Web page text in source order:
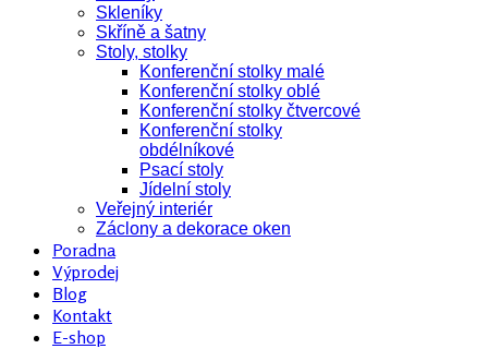
Skleníky
Skříně a šatny
Stoly, stolky
Konferenční stolky malé
Konferenční stolky oblé
Konferenční stolky čtvercové
Konferenční stolky
obdélníkové
Psací stoly
Jídelní stoly
Veřejný interiér
Záclony a dekorace oken
Poradna
Výprodej
Blog
Kontakt
E-shop